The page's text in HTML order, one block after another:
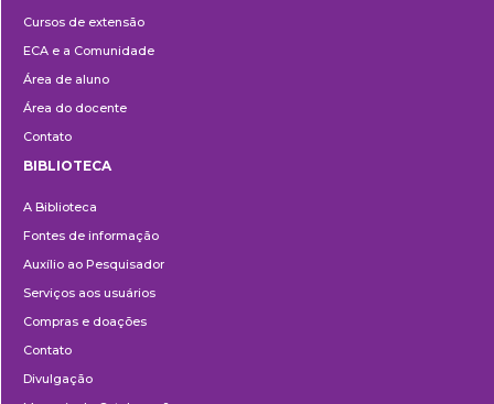
Extensão
Cursos de extensão
ECA e a Comunidade
Área de aluno
Área do docente
Contato
BIBLIOTECA
A Biblioteca
Fontes de informação
Auxílio ao Pesquisador
Serviços aos usuários
Compras e doações
Contato
Divulgação